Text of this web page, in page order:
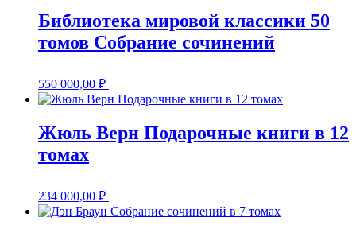
Библиотека мировой классики 50
томов Собрание сочинений
550 000,00 ₽
Жюль Верн Подарочные книги в 12
томах
234 000,00 ₽